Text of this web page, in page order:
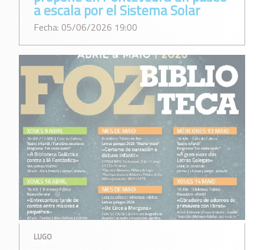
a escala por el Sistema Solar
Fecha: 05/06/2026 19:00
LUGO